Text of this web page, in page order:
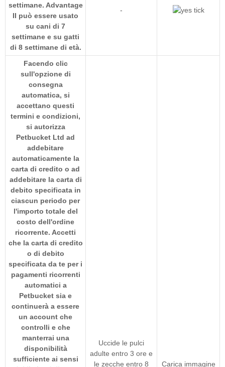
settimane. Advantage
II può essere usato
su cani di 7
settimane e su gatti
di 8 settimane di età.
-
Facendo clic
sull'opzione di
consegna
automatica, si
accettano questi
termini e condizioni,
si autorizza
Petbucket Ltd ad
addebitare
automaticamente la
carta di credito o ad
addebitare la carta di
debito specificata in
ciascun periodo per
l'importo totale del
costo dell'ordine
ricorrente. Accetti
che la carta di credito
o di debito
specificata da te per i
pagamenti ricorrenti
automatici a
Petbucket sia e
continuerà a essere
un account che
controlli e che
manterrai una
disponibilità
sufficiente ai sensi
Uccide le pulci
adulte entro 3 ore e
le zecche entro 8
Carica immagine